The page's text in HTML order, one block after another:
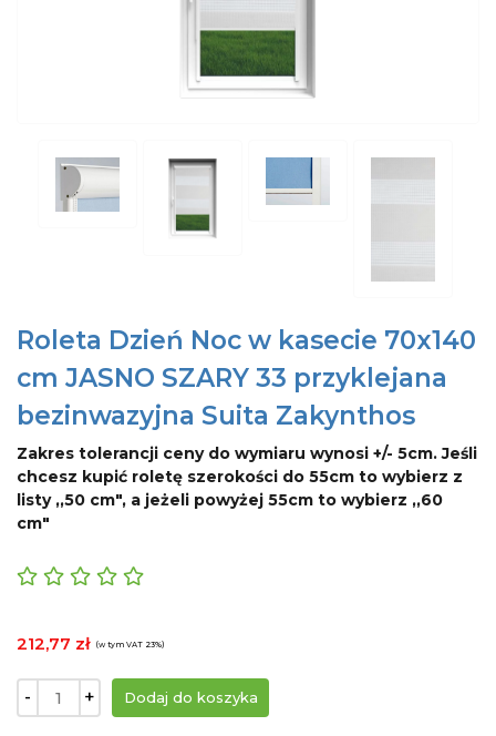
Roleta Dzień Noc w kasecie 70x140
cm JASNO SZARY 33 przyklejana
bezinwazyjna Suita Zakynthos
Zakres tolerancji ceny do wymiaru wynosi +/- 5cm. Jeśli
chcesz kupić roletę szerokości do 55cm to wybierz z
listy ,,50 cm", a jeżeli powyżej 55cm to wybierz ,,60
cm"
212,77 zł (w tym VAT 23%)
- +